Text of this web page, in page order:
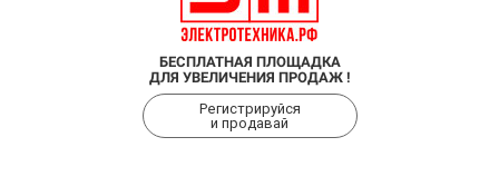
БЕСПЛАТНАЯ ПЛОЩАДКА
ДЛЯ УВЕЛИЧЕНИЯ ПРОДАЖ !
Регистрируйся
и продавай